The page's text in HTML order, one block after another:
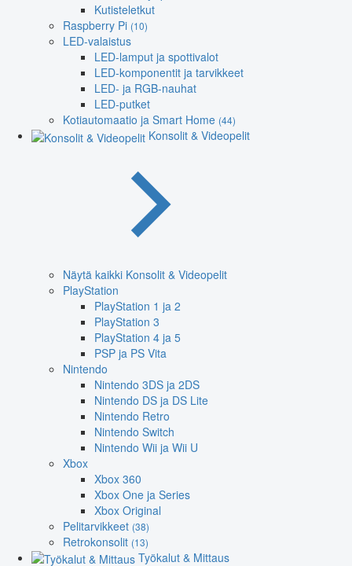
Kutisteletkut
Raspberry Pi (10)
LED-valaistus
LED-lamput ja spottivalot
LED-komponentit ja tarvikkeet
LED- ja RGB-nauhat
LED-putket
Kotiautomaatio ja Smart Home (44)
Konsolit & Videopelit
Näytä kaikki Konsolit & Videopelit
PlayStation
PlayStation 1 ja 2
PlayStation 3
PlayStation 4 ja 5
PSP ja PS Vita
Nintendo
Nintendo 3DS ja 2DS
Nintendo DS ja DS Lite
Nintendo Retro
Nintendo Switch
Nintendo Wii ja Wii U
Xbox
Xbox 360
Xbox One ja Series
Xbox Original
Pelitarvikkeet (38)
Retrokonsolit (13)
Työkalut & Mittaus